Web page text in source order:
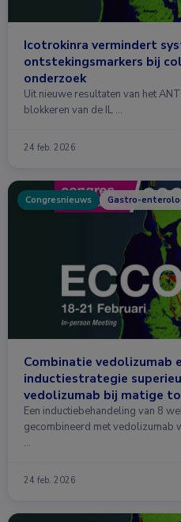
Icotrokinra vermindert
ontstekingsmarkers bij
onderzoek
Uit nieuwe resultaten van het
blokkeren van de IL …
24 feb. 2026
Congresnieuws Gastro-
Combinatie vedolizumab
inductiestrategie
vedolizumab bij matige
ulcerosa
Een inductiebehandeling van 8
gecombineerd met vedolizumab
…
24 feb. 2026